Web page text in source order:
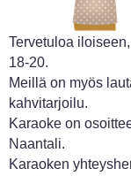
Tervetuloa
18-20.
Meillä on myös
kahvitarjoilu.
Karaoke on
Naantali.
Karaoken